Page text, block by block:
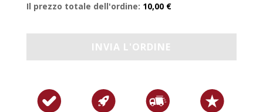
Il prezzo totale dell'ordine: 10,00 €